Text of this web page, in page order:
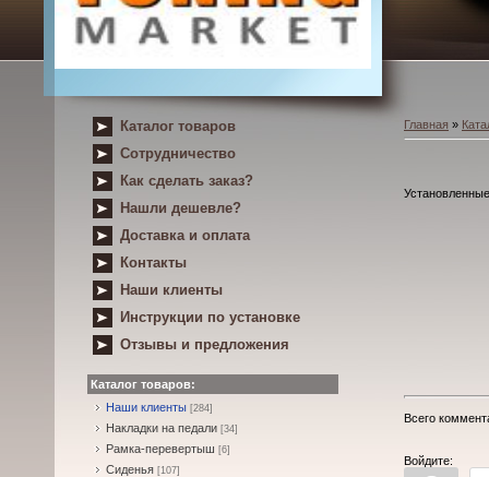
Каталог товаров
Сотрудничество
Как сделать заказ?
Нашли дешевле?
Доставка и оплата
Контакты
Наши клиенты
Инструкции по установке
Отзывы и предложения
Каталог товаров:
Наши клиенты [284]
Накладки на педали [34]
Рамка-перевертыш [6]
Сиденья [107]
Главная »
Всего
Войдите: